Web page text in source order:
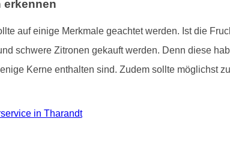
erkennen
auf einige Merkmale geachtet werden. Ist die
schwere Zitronen gekauft werden. Denn diese
Kerne enthalten sind. Zudem sollte möglichst
in Tharandt